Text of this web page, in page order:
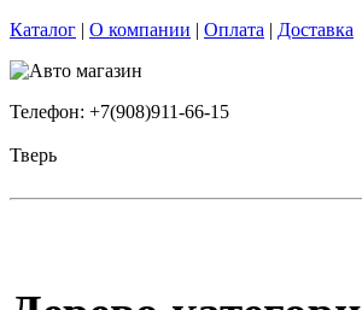
Каталог | О компании | Оплата | Доставка
Телефон: +7(908)911-66-15
Тверь